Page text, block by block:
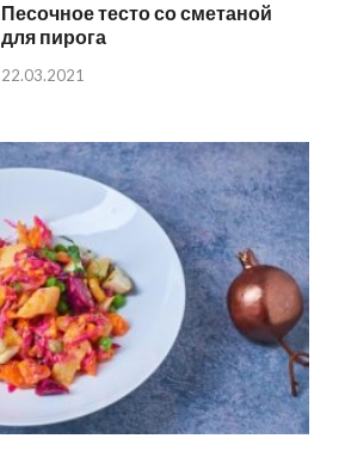
Песочное тесто со сметаной
для пирога
22.03.2021